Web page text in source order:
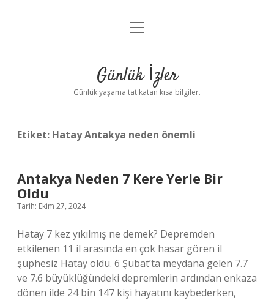
Anasayfa
Yasal Uyarı
menüyü
Günlük İzler
Günlük yaşama tat katan kısa bilgiler.
Etiket: Hatay Antakya neden önemli
Antakya Neden 7 Kere Yerle Bir
Oldu
Tarih: Ekim 27, 2024
Hatay 7 kez yıkılmış ne demek? Depremden
etkilenen 11 il arasında en çok hasar gören il
şüphesiz Hatay oldu. 6 Şubat’ta meydana gelen 7.7
ve 7.6 büyüklüğündeki depremlerin ardından enkaza
dönen ilde 24 bin 147 kişi hayatını kaybederken,